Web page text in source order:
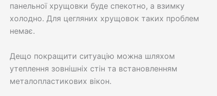
панельної хрущовки буде спекотно, а взимку
холодно. Для цегляних хрущовок таких проблем
немає.
Дещо покращити ситуацію можна шляхом
утеплення зовнішніх стін та встановленням
металопластикових вікон.